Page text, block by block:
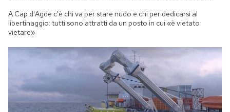
A Cap d'Agde c'è chi va per stare nudo e chi per dedicarsi al
libertinaggio: tutti sono attratti da un posto in cui «è vietato
vietare»